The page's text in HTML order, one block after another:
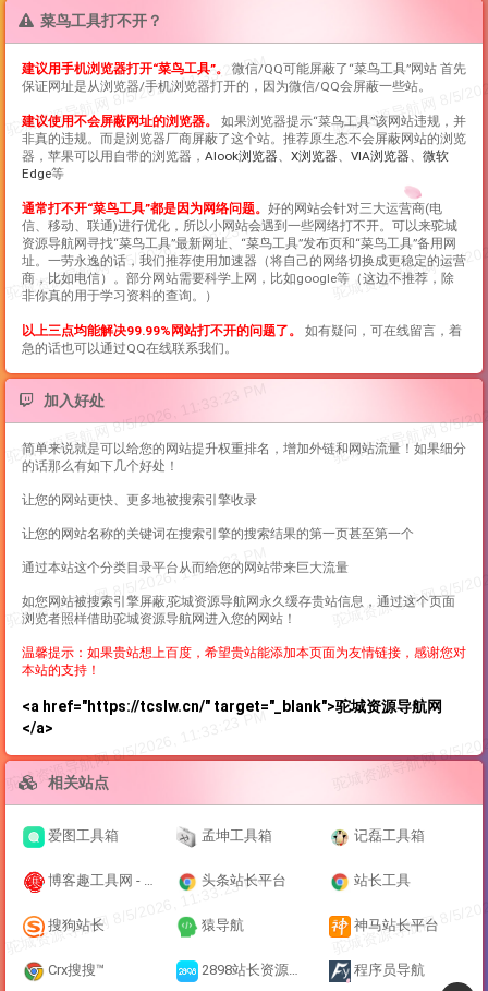
菜鸟工具打不开？
建议用手机浏览器打开“菜鸟工具”。 微信/QQ可能屏蔽了“菜鸟工具”网站 首先
保证网址是从浏览器/手机浏览器打开的，因为微信/QQ会屏蔽一些站。
建议使用不会屏蔽网址的浏览器。 如果浏览器提示“菜鸟工具”该网站违规，并
非真的违规。而是浏览器厂商屏蔽了这个站。推荐原生态不会屏蔽网站的浏览
器，苹果可以用自带的浏览器， Alook浏览器、 X浏览器、 VIA浏览器、 微软
Edge等
通常打不开“菜鸟工具”都是因为网络问题。 好的网站会针对三大运营商(电
信、移动、联通)进行优化，所以小网站会遇到一些网络打不开。可以来驼城
资源导航网寻找“菜鸟工具”最新网址、“菜鸟工具”发布页和“菜鸟工具”备用网
址。一劳永逸的话，我们推荐使用加速器（将自己的网络切换成更稳定的运营
商，比如电信）。部分网站需要科学上网，比如google等（这边不推荐，除
非你真的用于学习资料的查询。）
以上三点均能解决99.99%网站打不开的问题了。
如有疑问，可在线留言，着
急的话也可以通过QQ在线联系我们。
加入好处
简单来说就是可以给您的网站提升权重排名，增加外链和网站流量！如果细分
的话那么有如下几个好处！
让您的网站更快、更多地被搜索引擎收录
让您的网站名称的关键词在搜索引擎的搜索结果的第一页甚至第一个
通过本站这个分类目录平台从而给您的网站带来巨大流量
如您网站被搜索引擎屏蔽,驼城资源导航网永久缓存贵站信息，通过这个页面
浏览者照样借助驼城资源导航网进入您的网站！
温馨提示：如果贵站想上百度，希望贵站能添加本页面为友情链接，感谢您对
本站的支持！
<a href="https://tcslw.cn/" target="_blank">驼城资源导航网
</a>
相关站点
爱图工具箱 孟坤工具箱 记磊工具箱
博客趣工具网 - 免费在线工具查询 头条站长平台 站长工具
搜狗站长 猿导航 神马站长平台
Crx搜搜™ 2898站长资源平台 程序员导航